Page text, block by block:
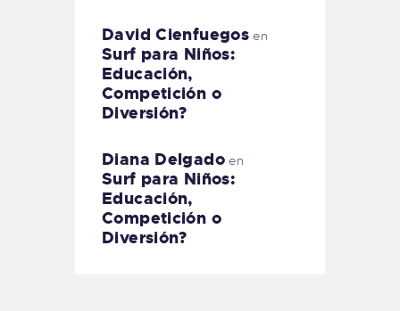
David Cienfuegos en
Surf para Niños:
Educación,
Competición o
Diversión?
Diana Delgadoen
Surf para Niños:
Educación,
Competición o
Diversión?